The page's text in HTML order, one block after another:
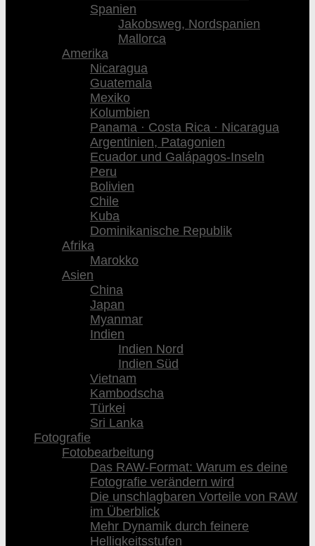
Spanien
Jakobsweg, Nordspanien
Mallorca
Amerika
Nicaragua
Guatemala
Mexiko
Kolumbien
Panama · Costa Rica · Nicaragua
Argentinien, Patagonien
Ecuador und Galápagos-Inseln
Peru
Bolivien
Chile
Kuba
Dominikanische Republik
Afrika
Marokko
Asien
China
Japan
Myanmar
Indien
Indien Nord
Indien Süd
Vietnam
Kambodscha
Türkei
Sri Lanka
Fotografie
Fotobearbeitung
Das RAW-Format: Warum es deine
Fotografie verändern wird
Die unschlagbaren Vorteile von RAW
im Überblick
Mehr Dynamik durch feinere
Helligkeitsstufen